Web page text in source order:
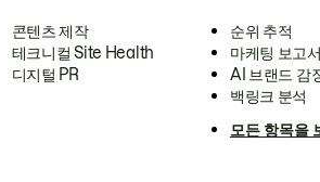
콘텐츠 제작
테크니컬 Site Health
디지털 PR
순위 추적
마케팅 보고
AI 브랜드 감
백링크 분석
모든 항목을